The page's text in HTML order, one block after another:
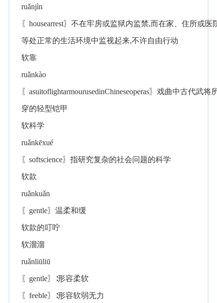
ruǎnjìn
〖housearrest〗不在牢房或监狱内监禁,而在家、住所或医
等处正常的生活环境中监视起来,不许自由行动
软靠
ruǎnkào
〖asuitoflightarmourusedinChineseoperas〗戏曲中古代武将
穿的轻型铠甲
软科学
ruǎnkēxué
〖softscience〗指研究复杂的社会问题的科学
软款
ruǎnkuǎn
〖gentle〗温柔和缓
软款的叮咛
软溜溜
ruǎnliūliū
〖gentle〗∶形容柔软
〖feeble〗∶形容软弱无力